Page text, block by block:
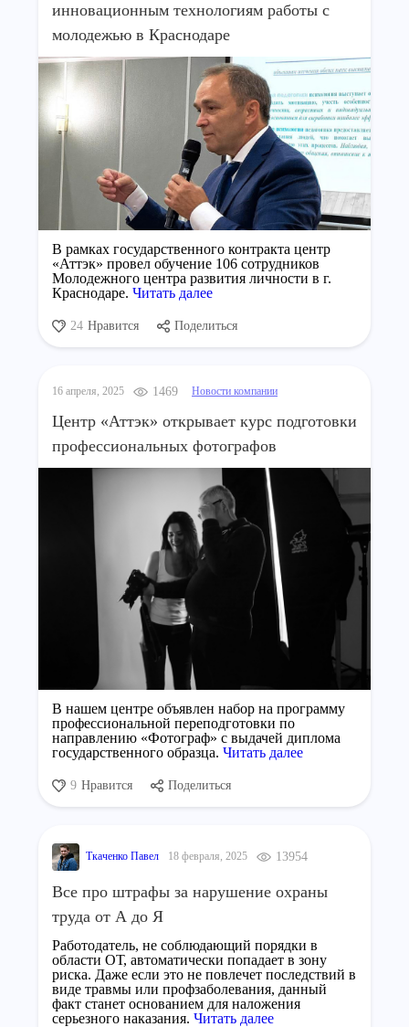
инновационным технологиям работы с
молодежью в Краснодаре
В рамках государственного контракта центр
«Аттэк» провел обучение 106 сотрудников
Молодежного центра развития личности в г.
Краснодаре. Читать далее
24 Нравится Поделиться
16 апреля, 2025 1469 Новости компании
Центр «Аттэк» открывает курс подготовки
профессиональных фотографов
В нашем центре объявлен набор на программу
профессиональной переподготовки по
направлению «Фотограф» с выдачей диплома
государственного образца. Читать далее
9 Нравится Поделиться
Ткаченко Павел 18 февраля, 2025 13954
Все про штрафы за нарушение охраны
труда от А до Я
Работодатель, не соблюдающий порядки в
области ОТ, автоматически попадает в зону
риска. Даже если это не повлечет последствий в
виде травмы или профзаболевания, данный
факт станет основанием для наложения
серьезного наказания. Читать далее